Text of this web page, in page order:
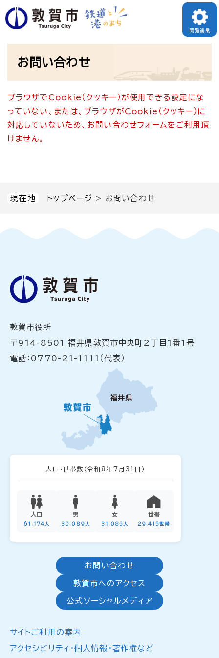
ペ
ー
す
メニューを飛ばして本文へ
閲覧補助
現在地 トップページ > お問い合わせ
お問い合わせ
ブラウザでCookie（クッキー）が使用できる設定にな
っていない、または、ブラウザがCookie（クッキー）に
対応していないため、お問い合わせフォームをご利用頂
けません。
敦賀市役所
〒914-8501 福井県敦賀市中央町2丁目1番1号
電話：0770-21-1111（代表）
人口・世帯数 （令和8年7月31日）
人口
61,174人
男
30,089人
女
31,085人
世帯
29,415世帯
お問い合わせ
敦賀市へのアクセス
公式ソーシャルメディア
サイトご利用の案内
アクセシビリティ・個人情報・著作権など